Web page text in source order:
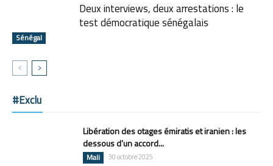
Sénégal
Deux interviews, deux arrestations : le
test démocratique sénégalais
#Exclu
Libération des otages émiratis et iranien : les
dessous d’un accord...
Mali 30 octobre 2025